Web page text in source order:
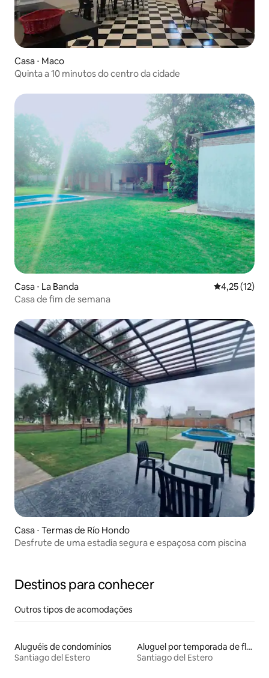
Casa ⋅ Maco
Quinta a 10 minutos do centro da cidade
Casa ⋅ La Banda 4,25 de uma
4,25 (12)
Casa de fim de semana
Casa ⋅ Termas de Río Hondo
Desfrute de uma estadia segura e espaçosa com piscina
Destinos para conhecer
Outros tipos de acomodações
Aluguéis de condomínios
Santiago del Estero
Aluguel por temporada de flats
Santiago del Estero